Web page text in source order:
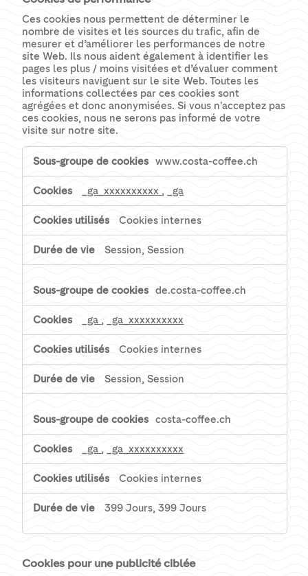
Ces cookies nous permettent de déterminer le
nombre de visites et les sources du trafic, afin de
mesurer et d’améliorer les performances de notre
site Web. Ils nous aident également à identifier les
pages les plus / moins visitées et d’évaluer comment
les visiteurs naviguent sur le site Web. Toutes les
informations collectées par ces cookies sont
agrégées et donc anonymisées. Si vous n'acceptez pas
ces cookies, nous ne serons pas informé de votre
visite sur notre site.
de
performance
www.costa-coffee.ch
_ga_xxxxxxxxxx , _ga
Cookies internes
Session, Session
de.costa-coffee.ch
_ga , _ga_xxxxxxxxxx
Cookies internes
Session, Session
costa-coffee.ch
_ga , _ga_xxxxxxxxxx
Cookies internes
399 Jours, 399 Jours
Cookies pour une publicité ciblée